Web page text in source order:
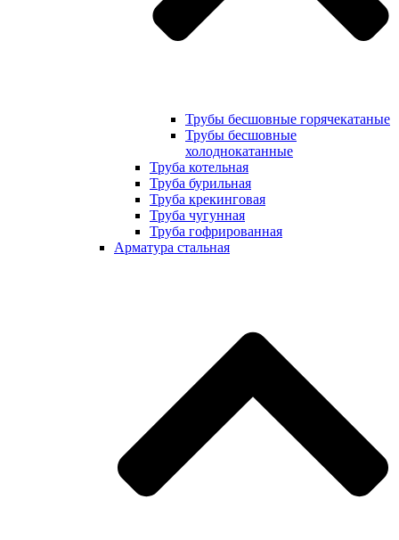
Трубы бесшовные горячекатаные
Трубы бесшовные
холоднокатанные
Труба котельная
Труба бурильная
Труба крекинговая
Труба чугунная
Труба гофрированная
Арматура стальная